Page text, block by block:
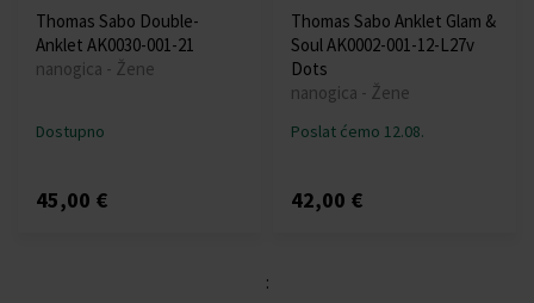
Thomas Sabo Double-
Anklet AK0030-001-21
nanogica - Žene
Dostupno
45,00 €
Thomas Sabo Anklet Glam &
Soul AK0002-001-12-L27v
Dots
nanogica - Žene
Poslat ćemo 12.08.
42,00 €
: